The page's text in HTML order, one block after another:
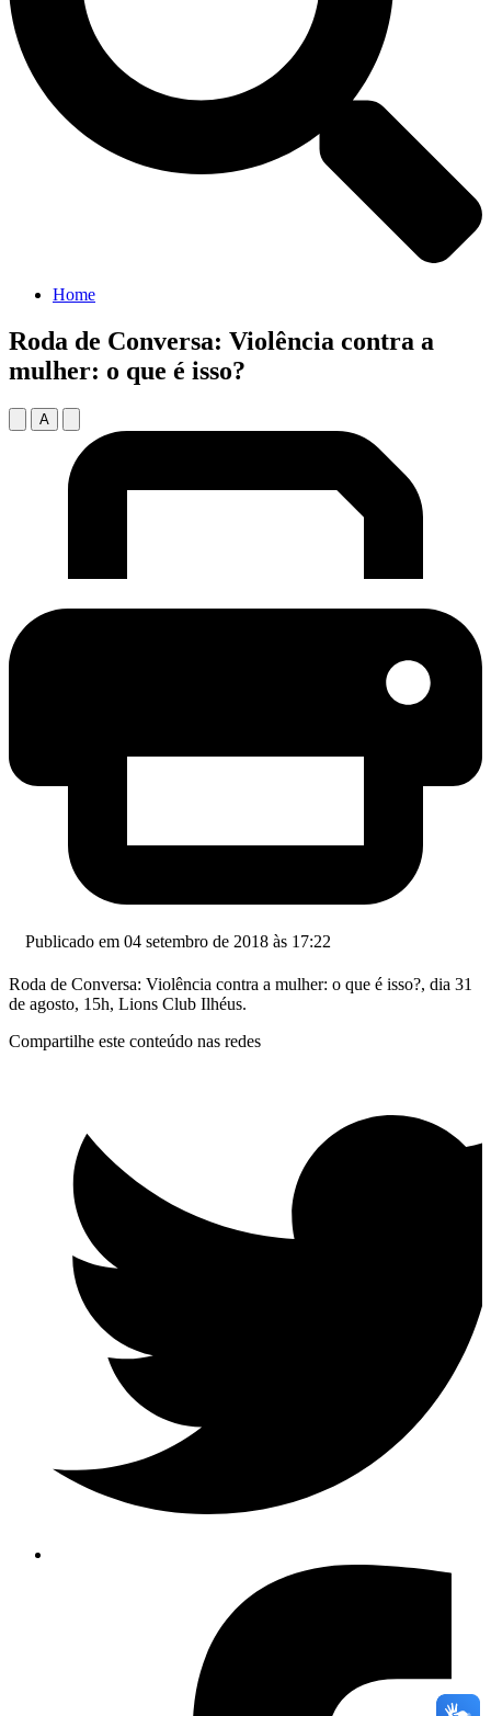
Home
Roda de Conversa: Violência contra a
mulher: o que é isso?
A
Publicado em 04 setembro de 2018 às 17:22
Roda de Conversa: Violência contra a mulher: o que é isso?, dia 31
de agosto, 15h, Lions Club Ilhéus.
Compartilhe este conteúdo nas redes